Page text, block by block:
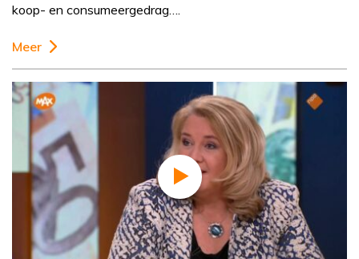
koop- en consumeergedrag….
Meer